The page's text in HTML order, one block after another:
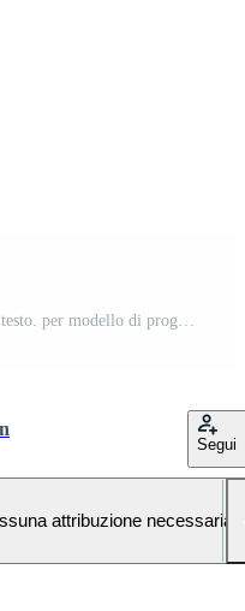
Segui
attribuzione necessaria